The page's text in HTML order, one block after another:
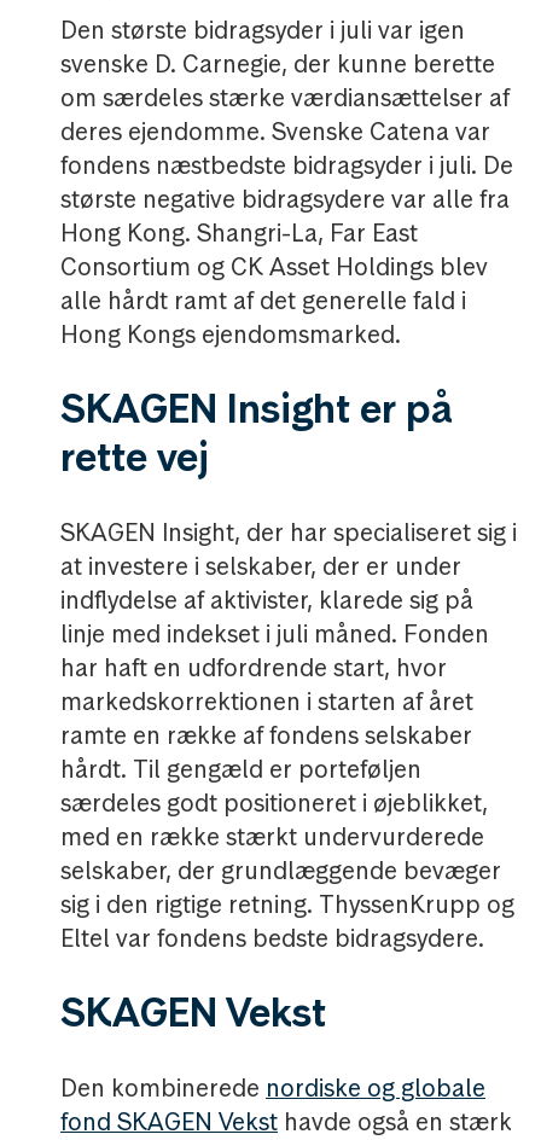
Den største bidragsyder i juli var igen
svenske D. Carnegie, der kunne berette
om særdeles stærke værdiansættelser af
deres ejendomme. Svenske Catena var
fondens næstbedste bidragsyder i juli. De
største negative bidragsydere var alle fra
Hong Kong. Shangri-La, Far East
Consortium og CK Asset Holdings blev
alle hårdt ramt af det generelle fald i
Hong Kongs ejendomsmarked.
SKAGEN Insight er på
rette vej
SKAGEN Insight, der har specialiseret sig i
at investere i selskaber, der er under
indflydelse af aktivister, klarede sig på
linje med indekset i juli måned. Fonden
har haft en udfordrende start, hvor
markedskorrektionen i starten af året
ramte en række af fondens selskaber
hårdt. Til gengæld er porteføljen
særdeles godt positioneret i øjeblikket,
med en række stærkt undervurderede
selskaber, der grundlæggende bevæger
sig i den rigtige retning. ThyssenKrupp og
Eltel var fondens bedste bidragsydere.
SKAGEN Vekst
Den kombinerede nordiske og globale
fond SKAGEN Vekst havde også en stærk